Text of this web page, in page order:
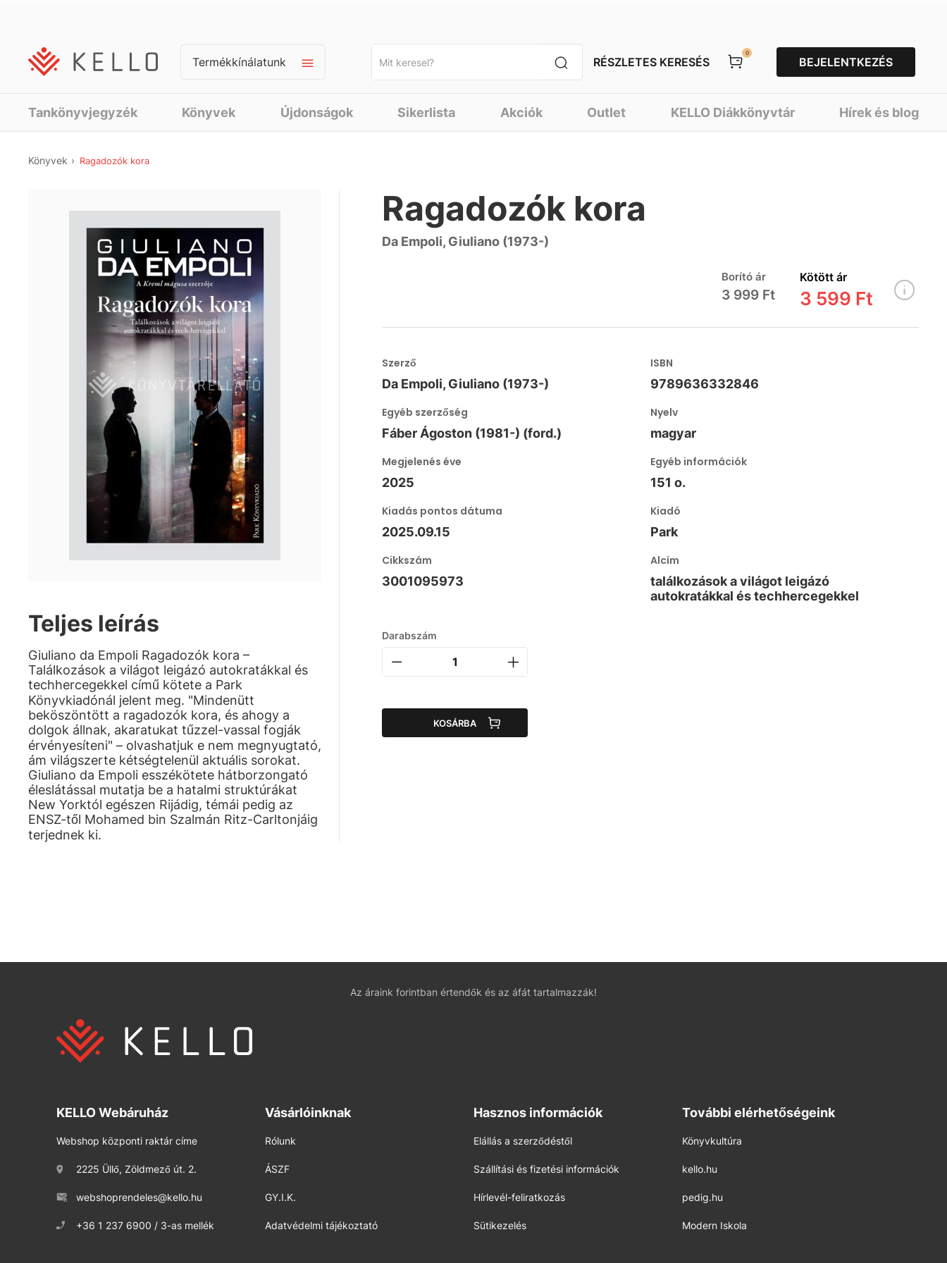
Termékkínálatunk RÉSZLETES KERESÉS
0
BEJELENTKEZÉS
Tankönyvjegyzék Könyvek Újdonságok Sikerlista Akciók Outlet KELLO Diákkönyvtár Hírek és blog
Könyvek Ragadozók kora
Teljes leírás
Giuliano da Empoli Ragadozók kora –
Találkozások a világot leigázó autokratákkal és
techhercegekkel című kötete a Park
Könyvkiadónál jelent meg. "Mindenütt
beköszöntött a ragadozók kora, és ahogy a
dolgok állnak, akaratukat tűzzel-vassal fogják
érvényesíteni" – olvashatjuk e nem megnyugtató,
ám világszerte kétségtelenül aktuális sorokat.
Giuliano da Empoli esszékötete hátborzongató
éleslátással mutatja be a hatalmi struktúrákat
New Yorktól egészen Rijádig, témái pedig az
ENSZ-től Mohamed bin Szalmán Ritz-Carltonjáig
terjednek ki.
Ragadozók kora
Da Empoli, Giuliano (1973-)
Borító ár
3 999 Ft
Kötött ár
3 599 Ft
Szerző
Da Empoli, Giuliano (1973-)
ISBN
9789636332846
Egyéb szerzőség
Fáber Ágoston (1981-) (ford.)
Nyelv
magyar
Megjelenés éve
2025
Egyéb információk
151 o.
Kiadás pontos dátuma
2025.09.15
Kiadó
Park
Cikkszám
3001095973
Alcím
találkozások a világot leigázó
autokratákkal és techhercegekkel
Darabszám
KOSÁRBA
Az áraink forintban értendők és az áfát tartalmazzák!
KELLO Webáruház
Webshop központi raktár címe
2225 Üllő, Zöldmező út. 2.
webshoprendeles@kello.hu
+36 1 237 6900 / 3-as mellék
Vásárlóinknak
Rólunk
ÁSZF
GY.I.K.
Adatvédelmi tájékoztató
Hasznos információk
Elállás a szerződéstől
Szállítási és fizetési információk
Hírlevél-feliratkozás
Sütikezelés
További elérhetőségeink
Könyvkultúra
kello.hu
pedig.hu
Modern Iskola